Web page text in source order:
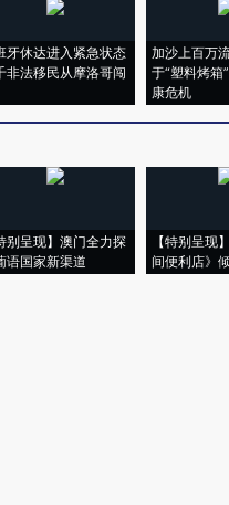
牙休达进入紧急状态
非法移民从摩洛哥闯
加沙上百万
于“塑料烤箱
康危机
别呈现】澳门全力探
语国家新渠道
【特别呈现
间便利店》